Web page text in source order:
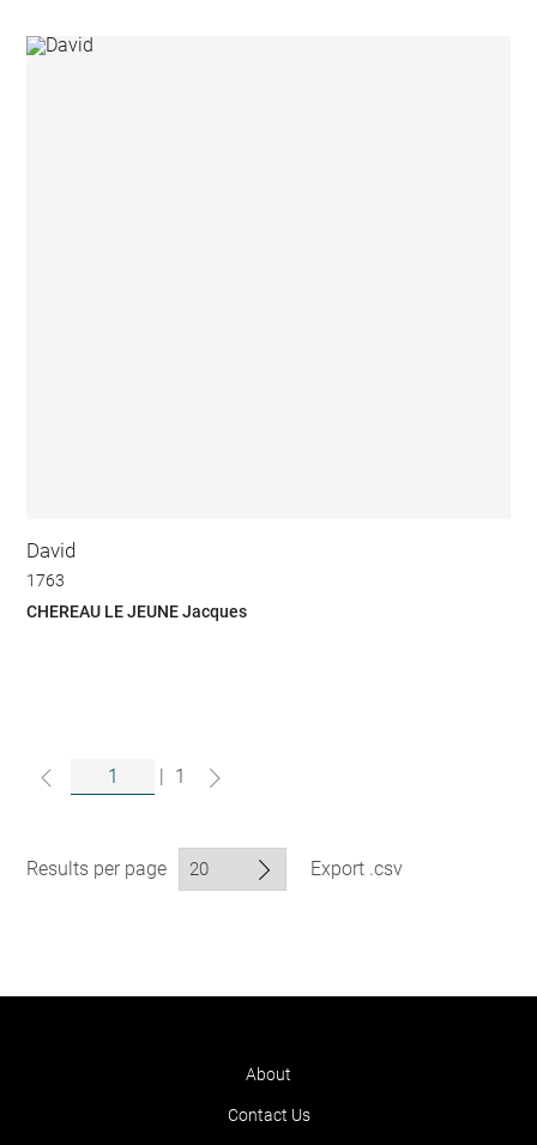
David
1763
CHEREAU LE JEUNE Jacques
| 1
Results per page Export .csv
About
Contact Us